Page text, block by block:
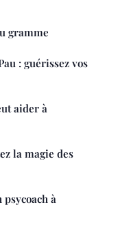
gramme
: guérissez vos
aider à
la magie des
à